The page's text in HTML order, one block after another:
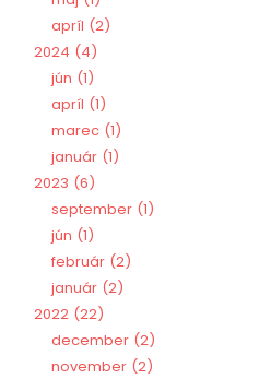
apríl 2
2024
4
jún 1
apríl 1
marec 1
január 1
2023 6
september 1
jún 1
február 2
január 2
2022 22
december 2
november 2